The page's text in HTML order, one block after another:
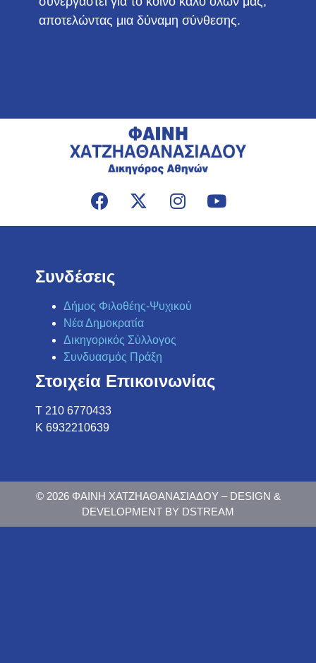
αποτελώντας μια δύναμη σύνθεσης.
Συνδέσεις
Δήμος Φιλοθέης-Ψυχικού
Νέα Δημοκρατία
Δικηγορικός Σύλλογος
Συνδυασμός Πράξη
Στοιχεία Επικοινωνίας
Τ 210 6770433
K 6932210639
© 2026 ΦΑΙΝΗ ΧΑΤΖΗΑΘΑΝΑΣΙΑΔΟΥ – DESIGN &
DEVELOPMENT BY DSTREAM